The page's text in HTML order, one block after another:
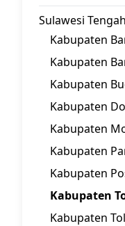
Sulawesi Tengah
Kabupaten
Kabupaten
Kabupaten
Kabupaten
Kabupaten
Kabupaten
Kabupaten
Kabupaten
Kabupaten